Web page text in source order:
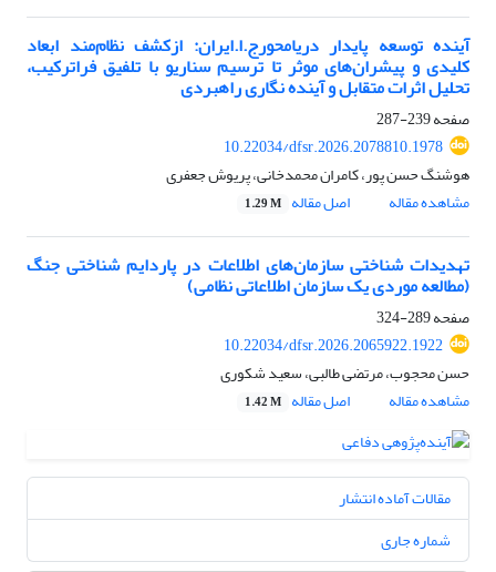
آینده توسعه پایدار دریامحورج.ا.ایران: ازکشف نظام‌مند ابعاد
کلیدی و پیشران‌های موثر تا ترسیم سناریو با تلفیق فراترکیب،
تحلیل اثرات متقابل و آینده نگاری راهبردی
صفحه239-287
10.22034/dfsr.2026.2078810.1978
هوشنگ حسن پور، کامران محمدخانی، پریوش جعفری
مشاهده مقاله
اصل مقاله 1.29 M
تهدیدات شناختی سازمان‌های اطلاعات در پاردایم شناختی جنگ
(مطالعه موردی یک سازمان اطلاعاتی نظامی)
صفحه289-324
10.22034/dfsr.2026.2065922.1922
حسن محجوب، مرتضی طالبی، سعید شکوری
مشاهده مقاله
اصل مقاله 1.42 M
مقالات آماده انتشار
شماره جاری